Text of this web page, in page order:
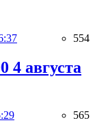
554
4 августа
565